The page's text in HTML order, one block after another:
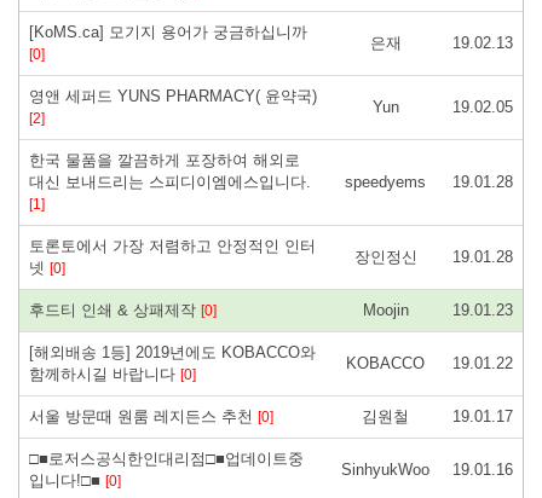
[KoMS.ca] 모기지 용어가 궁금하십니까
[0]
은재 19.02.13
영앤 세퍼드 YUNS PHARMACY( 윤약국)
[2]
Yun 19.02.05
한국 물품을 깔끔하게 포장하여 해외로
대신 보내드리는 스피디이엠에스입니다.
[1]
speedyems 19.01.28
토론토에서 가장 저렴하고 안정적인 인터
넷 [0]
장인정신 19.01.28
후드티 인쇄 & 상패제작 [0] Moojin 19.01.23
[해외배송 1등] 2019년에도 KOBACCO와
함께하시길 바랍니다 [0]
KOBACCO 19.01.22
서울 방문때 원룸 레지든스 추천 [0] 김원철 19.01.17
□■로저스공식한인대리점□■업데이트중
입니다!□■ [0]
SinhyukWoo 19.01.16